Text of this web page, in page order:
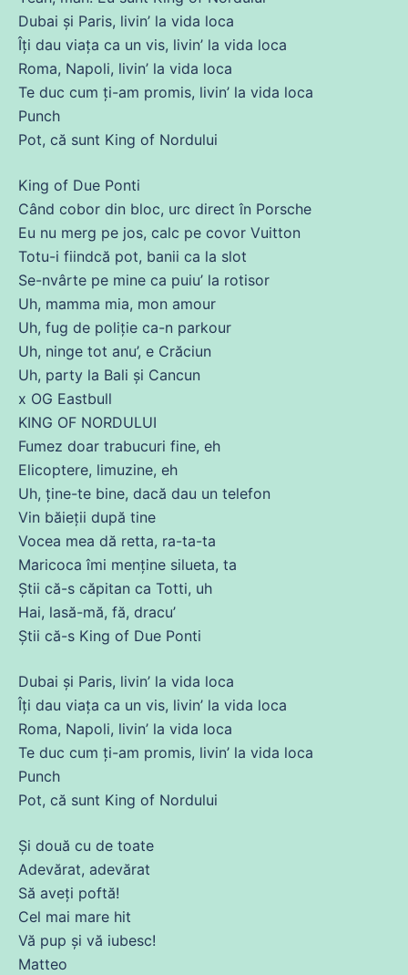
Dubai și Paris, livin’ la vida loca
Îți dau viața ca un vis, livin’ la vida loca
Roma, Napoli, livin’ la vida loca
Te duc cum ți-am promis, livin’ la vida loca
Punch
Pot, că sunt King of Nordului
King of Due Ponti
Când cobor din bloc, urc direct în Porsche
Eu nu merg pe jos, calc pe covor Vuitton
Totu-i fiindcă pot, banii ca la slot
Se-nvârte pe mine ca puiu’ la rotisor
Uh, mamma mia, mon amour
Uh, fug de poliție ca-n parkour
Uh, ninge tot anu’, e Crăciun
Uh, party la Bali și Cancun
x OG Eastbull
KING OF NORDULUI
Fumez doar trabucuri fine, eh
Elicoptere, limuzine, eh
Uh, ține-te bine, dacă dau un telefon
Vin băieții după tine
Vocea mea dă retta, ra-ta-ta
Maricoca îmi menține silueta, ta
Știi că-s căpitan ca Totti, uh
Hai, lasă-mă, fă, dracu’
Știi că-s King of Due Ponti
Dubai și Paris, livin’ la vida loca
Îți dau viața ca un vis, livin’ la vida loca
Roma, Napoli, livin’ la vida loca
Te duc cum ți-am promis, livin’ la vida loca
Punch
Pot, că sunt King of Nordului
Și două cu de toate
Adevărat, adevărat
Să aveți poftă!
Cel mai mare hit
Vă pup și vă iubesc!
Matteo